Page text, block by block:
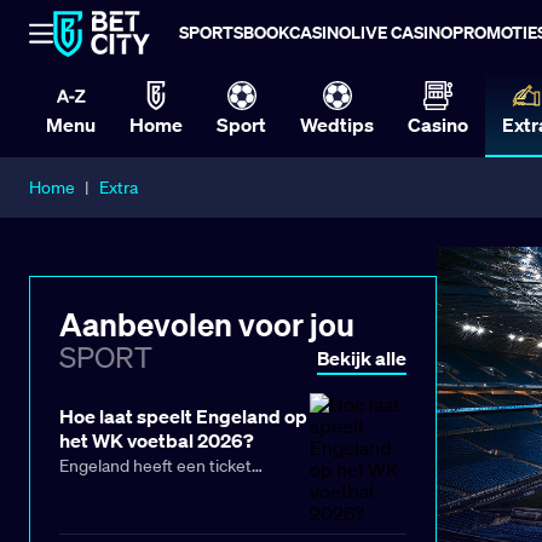
SPORTSBOOKCASINOLIVE CASINO
Menu Home Sport Wedtips Casino
Home | Extra
Aanbevolen voor jou
SPORT Bekijk alle
Hoe laat speelt Engeland op
het WK voetbal 2026?
Engeland heeft een ticket